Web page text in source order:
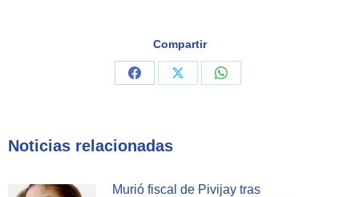
Compartir
Share
Share
Share
Noticias relacionadas
Murió fiscal de Pivijay tras